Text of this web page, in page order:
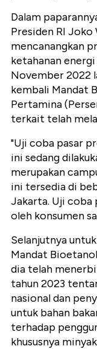
Dalam
Presiden RI
mencanangkan
ketahanan
November 2022
kembali Mandat
Pertamina
terkait telah
"Uji coba pasar
ini sedang
merupakan
ini tersedia di
Jakarta. Uji coba
oleh konsumen
Selanjutnya
Mandat
dia telah
tahun 2023
nasional dan
untuk bahan
terhadap
khususnya